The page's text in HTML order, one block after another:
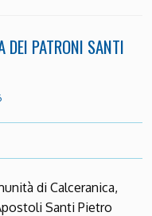
DEI PATRONI SANTI
di Calceranica,
Santi Pietro